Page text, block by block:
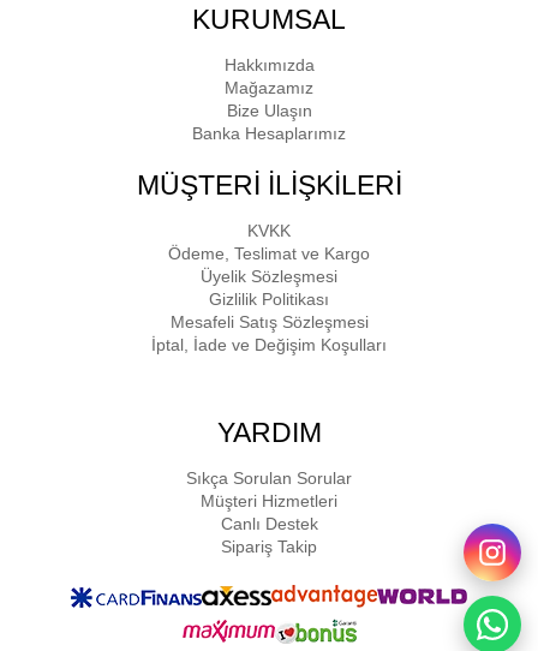
KURUMSAL
Hakkımızda
Mağazamız
Bize Ulaşın
Banka Hesaplarımız
MÜŞTERİ İLİŞKİLERİ
KVKK
Ödeme, Teslimat ve Kargo
Üyelik Sözleşmesi
Gizlilik Politikası
Mesafeli Satış Sözleşmesi
İptal, İade ve Değişim Koşulları
YARDIM
Sıkça Sorulan Sorular
Müşteri Hizmetleri
Canlı Destek
Sipariş Takip